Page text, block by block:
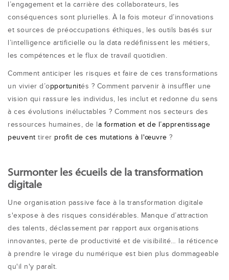
l’engagement et la carrière des collaborateurs, les
conséquences sont plurielles. À la fois moteur d’innovations
et sources de préoccupations éthiques, les outils basés sur
l’intelligence artificielle ou la data redéfinissent les métiers,
les compétences et le flux de travail quotidien.
Comment anticiper les risques et faire de ces transformations
un vivier d’opportunités ? Comment parvenir à insuffler une
vision qui rassure les individus, les inclut et redonne du sens
à ces évolutions inéluctables ? Comment nos secteurs des
ressources humaines, de l a formation et de l’apprentissage
peuvent tirer profit de ces mutations à l'œuvre ?
Surmonter les écueils de la transformation
digitale
Une organisation passive face à la transformation digitale
s'expose à des risques considérables. Manque d’attraction
des talents, déclassement par rapport aux organisations
innovantes, perte de productivité et de visibilité… la réticence
à prendre le virage du numérique est bien plus dommageable
qu'il n'y paraît.